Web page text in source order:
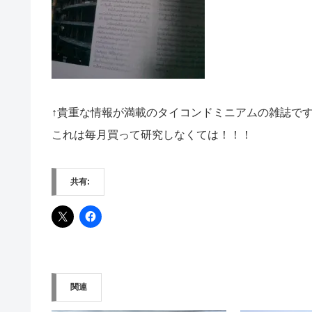
↑貴重な情報が満載のタイコンドミニアムの雑誌で
これは毎月買って研究しなくては！！！
共有:
関連